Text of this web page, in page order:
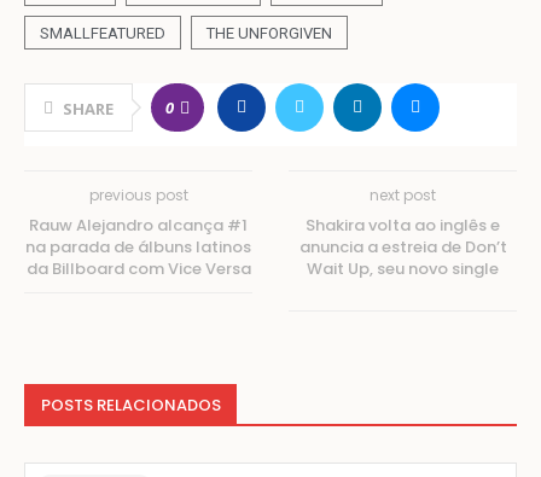
SMALLFEATURED THE UNFORGIVEN
SHARE 0
previous post
Rauw Alejandro alcança #1
na parada de álbuns latinos
da Billboard com Vice Versa
next post
Shakira volta ao inglês e
anuncia a estreia de Don’t
Wait Up, seu novo single
POSTS RELACIONADOS